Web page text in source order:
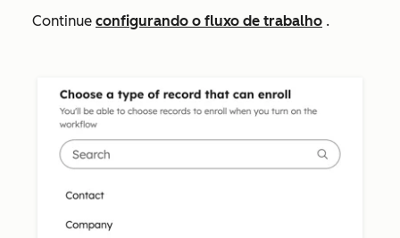
Continue configurando o fluxo de trabalho .